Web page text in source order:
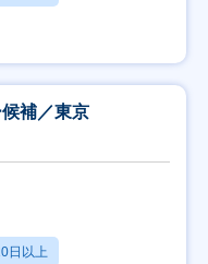
補／東京
日以上